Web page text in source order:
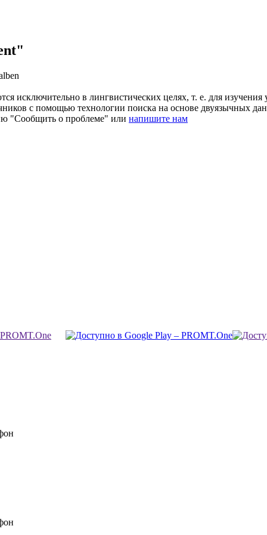
исключительно в лингвистических целях, т. е. для
с помощью технологии поиска на основе двуязычных
"Сообщить о проблеме" или напишите нам